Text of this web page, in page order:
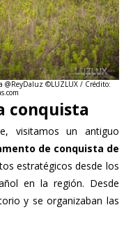
@ReyDaluz ©LUZLUX/ Crédito:
conquista
visitamos un antiguo
de conquista de
estratégicos desde los
en la región. Desde
y se organizaban las